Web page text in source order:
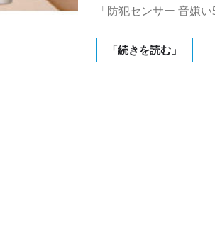
「防犯センサー 音嫌
「続きを読む」